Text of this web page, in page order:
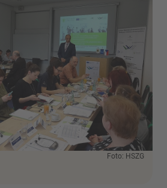
Foto: HSZG